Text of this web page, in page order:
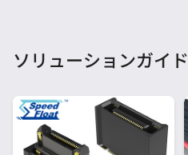
ソリューションガイド